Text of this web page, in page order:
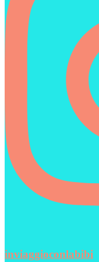
inviaggioconlabibi